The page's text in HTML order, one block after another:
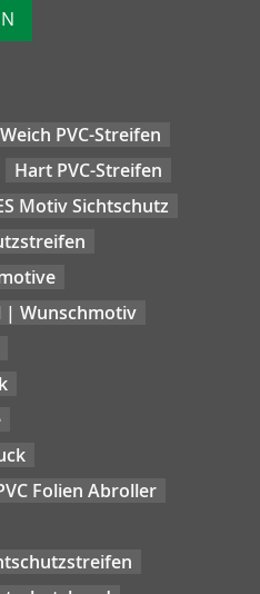
Weich PVC-Streifen
Hart PVC-Streifen
Motiv Sichtschutz
| Wunschmotiv
Folien Abroller